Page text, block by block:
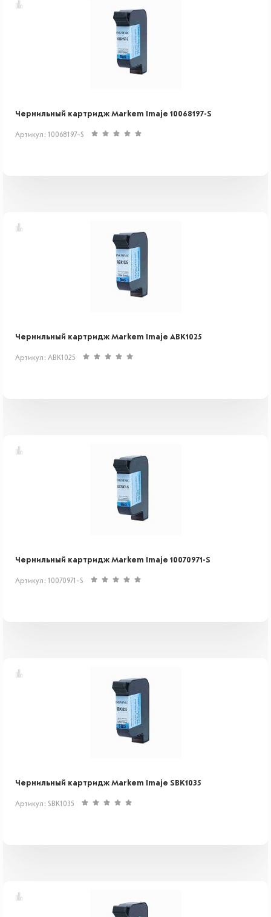
Чернильный картридж Markem Imaje 10068197-S
Артикул: 10068197-S
Чернильный картридж Markem Imaje ABK1025
Артикул: ABK1025
Чернильный картридж Markem Imaje 10070971-S
Артикул: 10070971-S
Чернильный картридж Markem Imaje SBK1035
Артикул: SBK1035